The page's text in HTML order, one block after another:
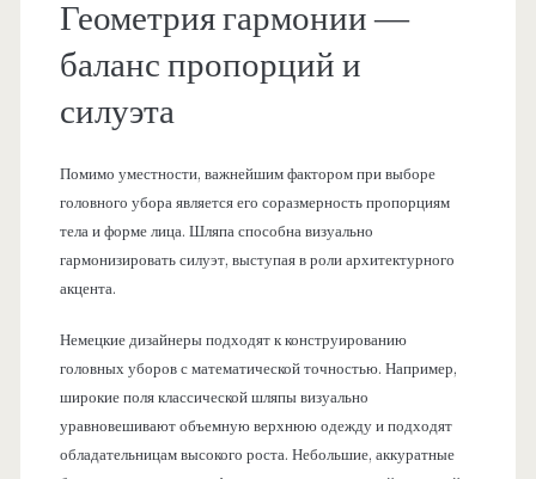
Геометрия гармонии —
баланс пропорций и
силуэта
Помимо уместности, важнейшим фактором при выборе
головного убора является его соразмерность пропорциям
тела и форме лица. Шляпа способна визуально
гармонизировать силуэт, выступая в роли архитектурного
акцента.
Немецкие дизайнеры подходят к конструированию
головных уборов с математической точностью. Например,
широкие поля классической шляпы визуально
уравновешивают объемную верхнюю одежду и подходят
обладательницам высокого роста. Небольшие, аккуратные